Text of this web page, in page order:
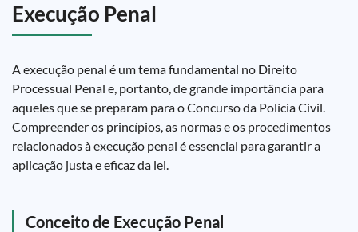
Execução Penal
A execução penal é um tema fundamental no Direito
Processual Penal e, portanto, de grande importância para
aqueles que se preparam para o Concurso da Polícia Civil.
Compreender os princípios, as normas e os procedimentos
relacionados à execução penal é essencial para garantir a
aplicação justa e eficaz da lei.
Conceito de Execução Penal